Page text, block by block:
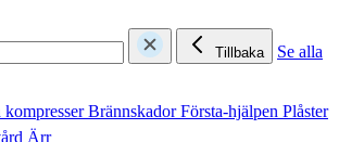
Tillbaka
Se alla
BrännskadorFörsta-hjälpen Plåster
Ärr